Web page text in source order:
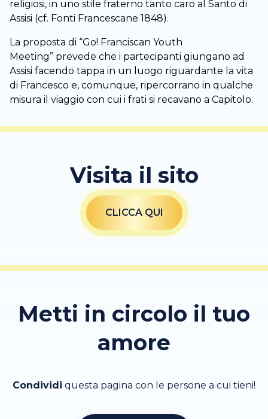
religiosi, in uno stile fraterno tanto caro al Santo di
Assisi (cf. Fonti Francescane 1848).
La proposta di “Go! Franciscan Youth
Meeting” prevede che i partecipanti giungano ad
Assisi facendo tappa in un luogo riguardante la vita
di Francesco e, comunque, ripercorrano in qualche
misura il viaggio con cui i frati si recavano a Capitolo.
Visita il sito
CLICCA QUI
Metti in circolo il tuo
amore
Condividi questa pagina con le persone a cui tieni!